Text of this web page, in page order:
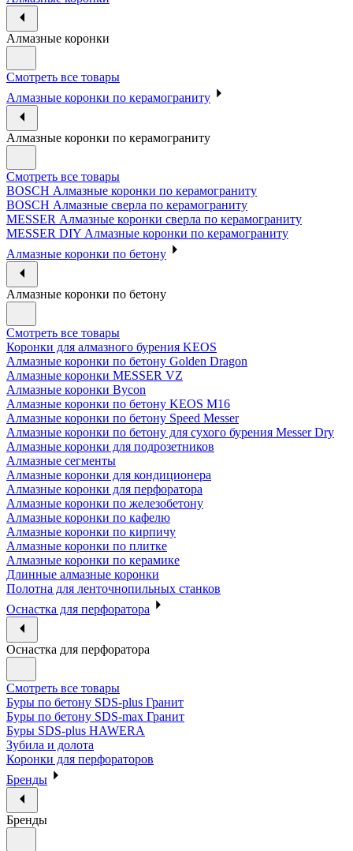
Алмазные коронки
Смотреть все товары
Алмазные коронки по керамограниту
Алмазные коронки по керамограниту
Смотреть все товары
BOSCH Алмазные коронки по керамограниту
BOSCH Алмазные сверла по керамограниту
MESSER Алмазные коронки сверла по керамограниту
MESSER DIY Алмазные коронки по керамограниту
Алмазные коронки по бетону
Алмазные коронки по бетону
Смотреть все товары
Коронки для алмазного бурения KEOS
Алмазные коронки по бетону Golden Dragon
Алмазные коронки MESSER VZ
Алмазные коронки Bycon
Алмазные коронки по бетону KEOS M16
Алмазные коронки по бетону Speed Messer
Алмазные коронки по бетону для сухого бурения Messer Dry
Алмазные коронки для подрозетников
Алмазные сегменты
Алмазные коронки для кондиционера
Алмазные коронки для перфоратора
Алмазные коронки по железобетону
Алмазные коронки по кафелю
Алмазные коронки по кирпичу
Алмазные коронки по плитке
Алмазные коронки по керамике
Длинные алмазные коронки
Полотна для ленточнопильных станков
Оснастка для перфоратора
Оснастка для перфоратора
Смотреть все товары
Буры по бетону SDS-plus Гранит
Буры по бетону SDS-max Гранит
Буры SDS-plus HAWERA
Зубила и долота
Коронки для перфораторов
Бренды
Бренды